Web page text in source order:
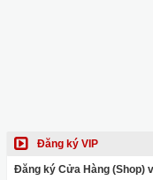
Đăng ký VIP
Đăng ký Cửa Hàng (Shop)